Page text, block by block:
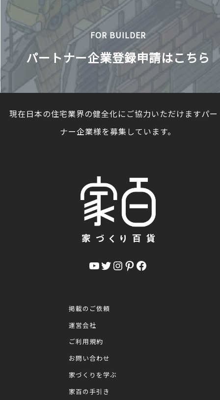
FOR BUILDER
パートナー企業登録申請はこちら
現在日本の住宅業界の健全化にご協力いただけますパ
ナー企業様を募集しています。
YouTube Twitter InstagramPinterest Facebook
掲載のご依頼
運営会社
ご利用規約
お問い合わせ
家づくりを学ぶ
家百の手引き